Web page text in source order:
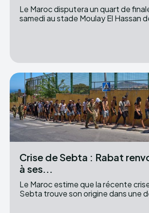
Le Maroc disputera un quart de
samedi au stade Moulay El Hassan
Crise de Sebta : Rabat
à ses...
Le Maroc estime que la récente
Sebta trouve son origine dans une